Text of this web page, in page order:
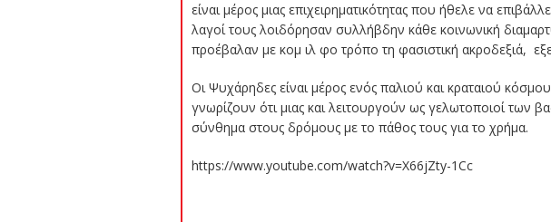
είναι μέρος μιας επιχειρηματικότητας που ήθελε να
λαγοί τους λοιδόρησαν συλλήβδην κάθε κοινωνική
προέβαλαν με κομ ιλ φο τρόπο τη φασιστική ακροδεξιά,
Οι Ψυχάρηδες είναι μέρος ενός παλιού και κραταιού
γνωρίζουν ότι μιας και λειτουργούν ως γελωτοποιοί των
σύνθημα στους δρόμους με το πάθος τους για το χρήμα.
https://www.youtube.com/watch?v=X66jZty-1Cc